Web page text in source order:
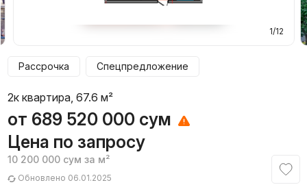
1/12
Рассрочка Спецпредложение
2к квартира, 67.6 м²
от 689 520 000 сум
Цена по запросу
10 200 000 сум за м²
Обновлено 06.01.2025